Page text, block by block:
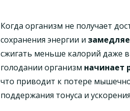
Когда организм не получает
сохранения энергии и
сжигать меньше калорий даже
голодании организм начинает
что приводит к потере
поддержания тонуса и